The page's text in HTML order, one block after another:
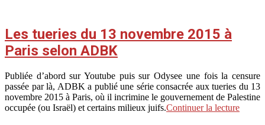
Les tueries du 13 novembre 2015 à
Paris selon ADBK
2024-
02-
06
Publiée d’abord sur Youtube puis sur Odysee une fois la censure
passée par là, ADBK a publié une série consacrée aux tueries du 13
novembre 2015 à Paris, où il incrimine le gouvernement de Palestine
occupée (ou Israël) et certains milieux juifs.Continuer la lecture